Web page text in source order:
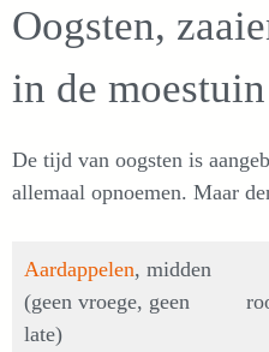
Oogsten,
in de moestuin
De tijd van oogsten is
allemaal opnoemen. Maar
Aardappelen, midden
(geen vroege, geen
late)